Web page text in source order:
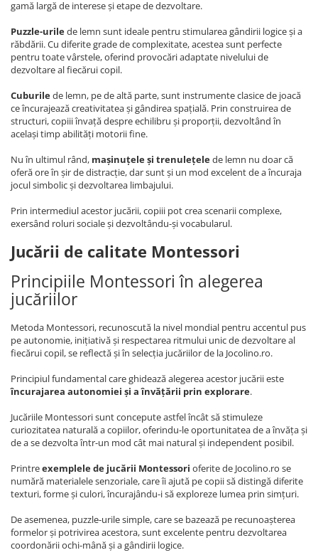
gamă largă de interese și etape de dezvoltare.
Puzzle-urilede lemn sunt ideale pentru stimularea gândirii logice și a
răbdării. Cu diferite grade de complexitate, acestea sunt perfecte
pentru toate vârstele, oferind provocări adaptate nivelului de
dezvoltare al fiecărui copil.
Cuburilede lemn, pe de altă parte, sunt instrumente clasice de joacă
ce încurajează creativitatea și gândirea spațială. Prin construirea de
structuri, copiii învață despre echilibru și proporții, dezvoltând în
același timp abilități motorii fine.
Nu în ultimul rând, mașinuțele și trenulețelede lemn nu doar că
oferă ore în șir de distracție, dar sunt și un mod excelent de a încuraja
jocul simbolic și dezvoltarea limbajului.
Prin intermediul acestor jucării, copiii pot crea scenarii complexe,
exersând roluri sociale și dezvoltându-și vocabularul.
Jucării de calitate Montessori
Principiile Montessori în alegerea
jucăriilor
Metoda Montessori, recunoscută la nivel mondial pentru accentul pus
pe autonomie, inițiativă și respectarea ritmului unic de dezvoltare al
fiecărui copil, se reflectă și în selecția jucăriilor de la Jocolino.ro.
Principiul fundamental care ghidează alegerea acestor jucării este
încurajarea autonomiei și a învățării prin explorare.
Jucăriile Montessori sunt concepute astfel încât să stimuleze
curiozitatea naturală a copiilor, oferindu-le oportunitatea de a învăța și
de a se dezvolta într-un mod cât mai natural și independent posibil.
Printreexemplele de jucării Montessori oferite de Jocolino.ro se
numără materialele senzoriale, care îi ajută pe copii să distingă diferite
texturi, forme și culori, încurajându-i să exploreze lumea prin simțuri.
De asemenea, puzzle-urile simple, care se bazează pe recunoașterea
formelor și potrivirea acestora, sunt excelente pentru dezvoltarea
coordonării ochi-mână și a gândirii logice.